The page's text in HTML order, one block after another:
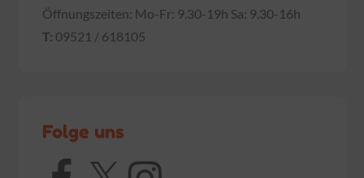
Öffnungszeiten: Mo-Fr: 9.30-19h Sa: 9.30-16h
T: 09521 / 618105
Folge uns
Facebook
X Instagram